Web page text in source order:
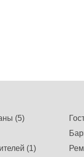
(5)
(1)